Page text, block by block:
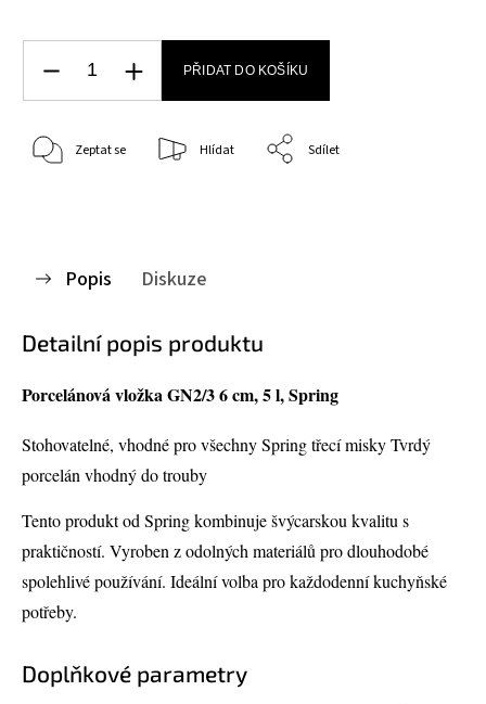
PŘIDAT DO KOŠÍKU
Zeptat se Hlídat Sdílet
Popis Diskuze
Detailní popis produktu
Porcelánová vložka GN2/3 6 cm, 5 l, Spring
Stohovatelné, vhodné pro všechny Spring třecí misky Tvrdý
porcelán vhodný do trouby
Tento produkt od Spring kombinuje švýcarskou kvalitu s
praktičností. Vyroben z odolných materiálů pro dlouhodobé
spolehlivé používání. Ideální volba pro každodenní kuchyňské
potřeby.
Doplňkové parametry